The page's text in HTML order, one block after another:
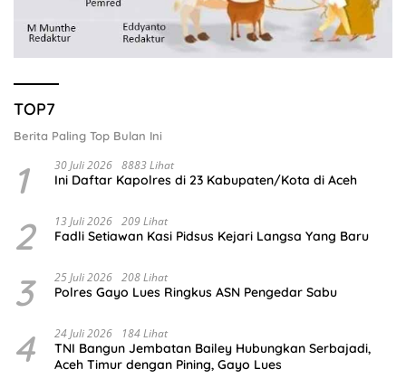
TOP7
Berita Paling Top Bulan Ini
1 30 Juli 2026 8883 Lihat
Ini Daftar Kapolres di 23 Kabupaten/Kota di Aceh
2 13 Juli 2026 209 Lihat
Fadli Setiawan Kasi Pidsus Kejari Langsa Yang Baru
3 25 Juli 2026 208 Lihat
Polres Gayo Lues Ringkus ASN Pengedar Sabu
4 24 Juli 2026 184 Lihat
TNI Bangun Jembatan Bailey Hubungkan Serbajadi,
Aceh Timur dengan Pining, Gayo Lues